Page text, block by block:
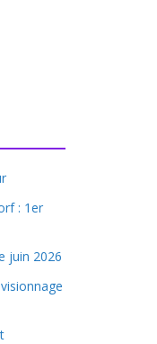
: 1er
juin 2026